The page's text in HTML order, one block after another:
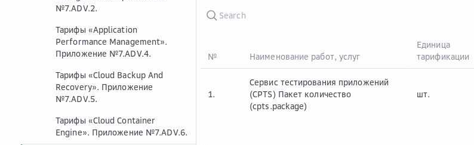
№7.ADV.2.
Тарифы «Application
Performance Management».
Приложение №7.ADV.4.
Тарифы «Cloud Backup And
Recovery». Приложение
№7.ADV.5.
Тарифы «Cloud Container
Engine». Приложение №7.ADV.6.
№ Наименование работ, услуг
Единица
тарификации
1.
Сервис тестирования приложений
(CPTS) Пакет количество
(cpts.package)
шт.